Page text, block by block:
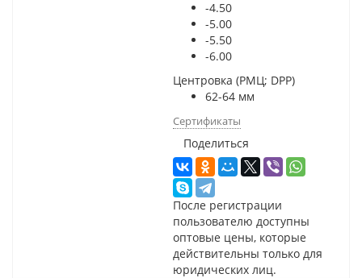
-4.50
-5.00
-5.50
-6.00
Центровка (РМЦ; DPP)
62-64 мм
Сертификаты
Поделиться
После регистрации
пользователю доступны
оптовые цены, которые
действительны только для
юридических лиц.